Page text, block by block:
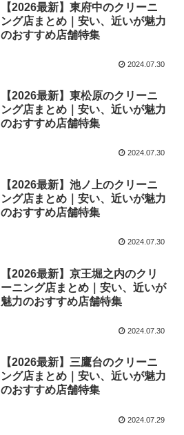
【2026最新】東府中のクリーニ
ング店まとめ｜安い、近いが魅力
のおすすめ店舗特集
2024.07.30
【2026最新】東松原のクリーニ
ング店まとめ｜安い、近いが魅力
のおすすめ店舗特集
2024.07.30
【2026最新】池ノ上のクリーニ
ング店まとめ｜安い、近いが魅力
のおすすめ店舗特集
2024.07.30
【2026最新】京王堀之内のクリ
ーニング店まとめ｜安い、近いが
魅力のおすすめ店舗特集
2024.07.30
【2026最新】三鷹台のクリーニ
ング店まとめ｜安い、近いが魅力
のおすすめ店舗特集
2024.07.29